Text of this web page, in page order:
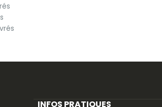
INFOS PRATIQUES